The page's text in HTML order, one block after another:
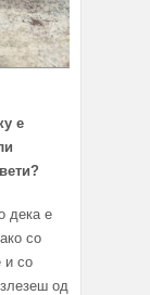
е
дека е
со
и со
од